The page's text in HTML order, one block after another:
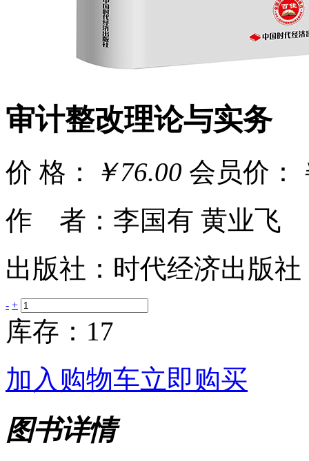
审计整改理论与实务
价 格： ￥76.00 会员价：
作 者：李国有 黄业飞
出版社：时代经济出版社
- +
库存：17
加入购物车立即购买
图书详情